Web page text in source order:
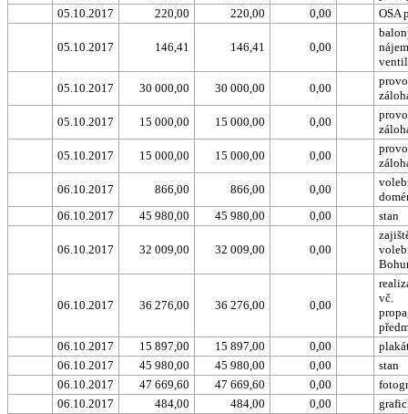
05.10.2017
220,00 220,00 0,00 OSA
05.10.2017 146,41 146,41 0,00
05.10.2017
30 000,00 30 000,00 0,00
05.10.2017
15 000,00 15 000,00 0,00
05.10.2017
15 000,00 15 000,00 0,00
06.10.2017
866,00 866,00 0,00
06.10.2017
45 980,00 45 980,00 0,00 stan
06.10.2017 32 009,00 32 009,00 0,00
06.10.2017 36 276,00 36 276,00 0,00
vč.
06.10.2017
15 897,00 15 897,00 0,00
06.10.2017
45 980,00 45 980,00 0,00
stan
06.10.2017
47 669,60 47 669,60 0,00
06.10.2017
484,00 484,00 0,00